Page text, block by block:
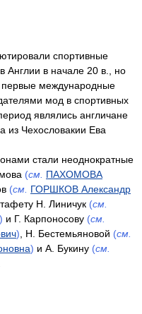
спортивные
Англии в начале 20 в., но
первые международные
мод в спортивных
являлись англичане
из Чехословакии Ева
стали неоднократные
(см. ПАХОМОВА
(см. ГОРШКОВ Александр
Н. Линичук (см.
) и Г. Карпоносову (см.
) , Н. Бестемьяновой (см.
) и А. Букину (см.